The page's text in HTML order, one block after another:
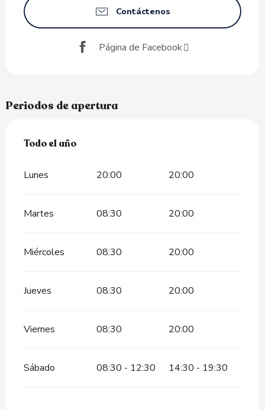
Contáctenos
Página de Facebook
Periodos de apertura
Todo el año
Todo el año
Lunes 20:00 20:00
Martes 08:30 20:00
Miércoles 08:30 20:00
Jueves 08:30 20:00
Viernes 08:30 20:00
Sábado 08:30 - 12:30 14:30 - 19:30